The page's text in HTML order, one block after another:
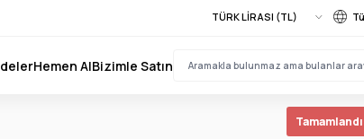
Hemen AlBizimle Satın